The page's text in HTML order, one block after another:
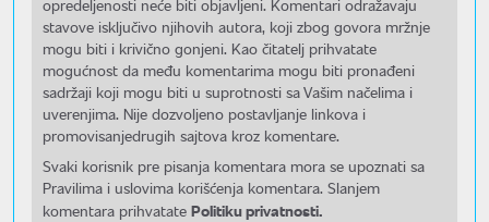
opredeljenosti neće biti objavljeni. Komentari odražavaju
stavove isključivo njihovih autora, koji zbog govora mržnje
mogu biti i krivično gonjeni. Kao čitatelj prihvatate
mogućnost da među komentarima mogu biti pronađeni
sadržaji koji mogu biti u suprotnosti sa Vašim načelima i
uverenjima. Nije dozvoljeno postavljanje linkova i
promovisanjedrugih sajtova kroz komentare.
Svaki korisnik pre pisanja komentara mora se upoznati sa
Pravilima i uslovima korišćenja komentara. Slanjem
komentara prihvatate Politiku privatnosti.